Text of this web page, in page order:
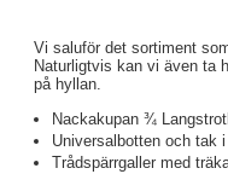
Vi saluför det sortiment
Naturligtvis kan vi även ta
på hyllan.
Nackakupan ¾
Universalbotten och tak
Trådspärrgaller med